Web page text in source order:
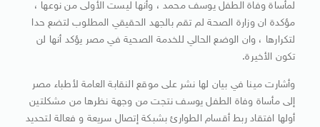
لمأساة وفاة الطفل يوسف محمد ، وأنها ليست الأولى من نوعها ،
مؤكدة ان وزارة الصحة لم تقم بالجهد الحقيقي المطلوب لتضع حدا
لتكرارها ، وان الوضع الحالي للخدمة الصحية في مصر يؤكد أنها لن
تكون الأخيرة.
وأشارت مينا في بيان لها نشر على موقع النقابة العامة لأطباء مصر
إلى مأساة وفاة الطفل يوسف نتجت من وجهة نظرها من مشكلتين
أولها افتقاد ربط أقسام الطوارئ بشبكة إتصال سريعة و فعالة لتحديد